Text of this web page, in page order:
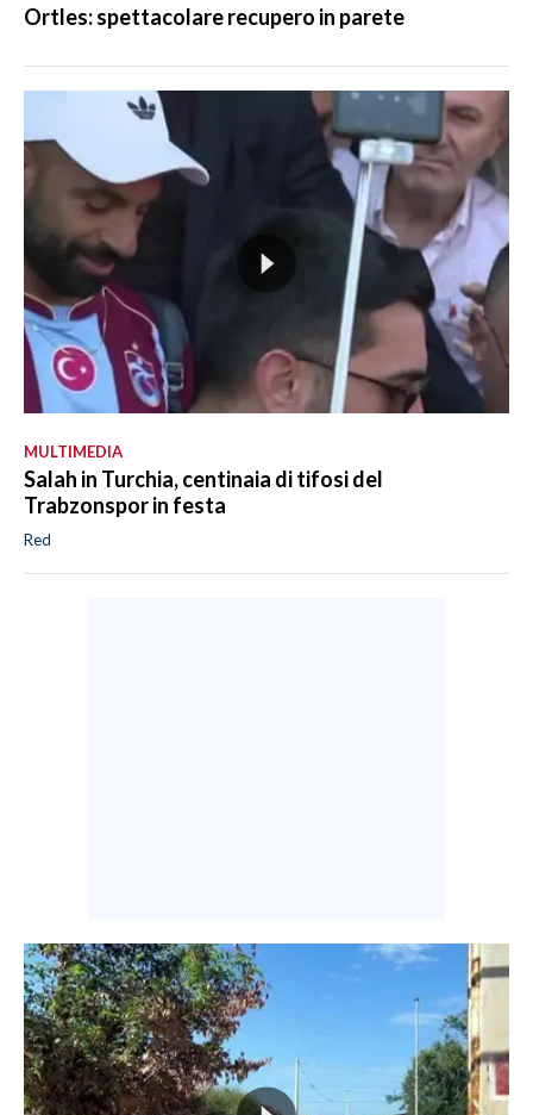
Ortles: spettacolare recupero in parete
MULTIMEDIA
Salah in Turchia, centinaia di tifosi del
Trabzonspor in festa
Red